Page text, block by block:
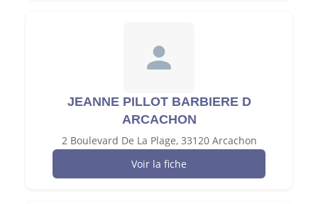
JEANNE PILLOT BARBIERE D
ARCACHON
2 Boulevard De La Plage, 33120 Arcachon
Voir la fiche